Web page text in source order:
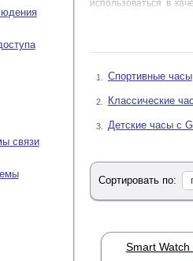
связи
использоваться в
управление,
человеком.
Приемник GPS-
Практически все
(пульсометром).
1. Спортивные часы
2. Классические
3. Детские часы с
Сортировать по:
Smart